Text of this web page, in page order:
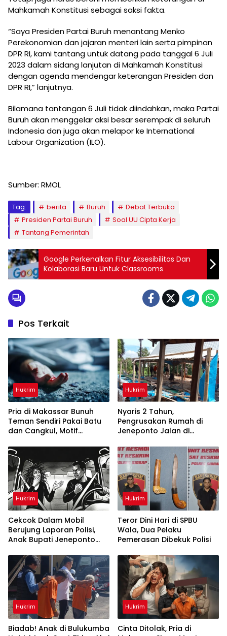
Mahkamah Konstitusi sebagai saksi fakta.
“Saya Presiden Partai Buruh menantang Menko
Perekonomian dan jajaran menteri lain serta pimpinan
DPR RI, kami tantang untuk datang pada tanggal 6 Juli
2023 dalam sidang lanjutan di Mahkamah Konstitusi
dengan agenda mendengar keterangan Presiden dan
DPR RI,” lanjutnya.
Bilamana tantangan 6 Juli tidak diindahkan, maka Partai
Buruh akan menggelar aksi besar serempak di seluruh
Indonesia dan juga akan melapor ke International
Labour Organization (ILO).
Sumber: RMOL
Tag: berita Buruh
Debat Terbuka
Presiden Partai Buruh
Soal UU Cipta Kerja
Tantang Pemerintah
Google Perkenalkan Fitur Aksesibilitas Dan
Kolaborasi Baru Untuk Classrooms
Pos Terkait
Hukrim
Pria di Makassar Bunuh
Teman Sendiri Pakai Batu
dan Cangkul, Motif
Hukrim
Nyaris 2 Tahun,
Pengrusakan Rumah di
Jeneponto Jalan di
Hukrim
Cekcok Dalam Mobil
Berujung Laporan Polisi,
Anak Bupati Jeneponto
Hukrim
Teror Dini Hari di SPBU
Wala, Dua Pelaku
Pemerasan Dibekuk Polisi
Hukrim
Biadab! Anak di Bulukumba
Hukrim
Cinta Ditolak, Pria di